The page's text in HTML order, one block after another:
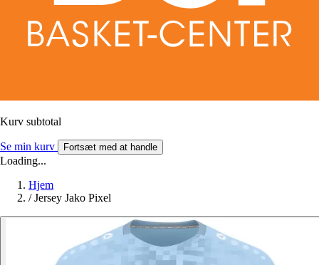
Kurv subtotal
Se min kurv Fortsæt med at handle
Loading...
Hjem
/ Jersey Jako Pixel